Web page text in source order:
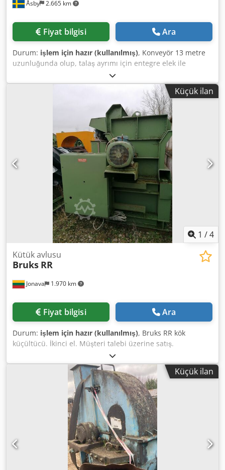
Åsby 2.665 km
Fiyat bilgisi Ara
Durum: işlem için hazır (kullanılmış), Konveyör 13 metre
uzunluğunda olup, talaş ayrımı için entegre elek ile
donatılmıştır. Genişlik 600 mm'dir. Metal dedektörü
elektrik kumanda panosu ile birlikte dahildir. Dwjdpjzb U
Küçük ilan
1 /4
Jonava 1.970 km
Kütük avlusu
Bruks RR
Fiyat bilgisi Ara
Durum: işlem için hazır (kullanılmış), Bruks RR kök
küçültücü. İkinci el. Müşteri talebi üzerine satış.
Küçük ilan